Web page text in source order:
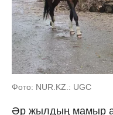
Фото: NUR.KZ.: UGC
Әр жылдың мамыр